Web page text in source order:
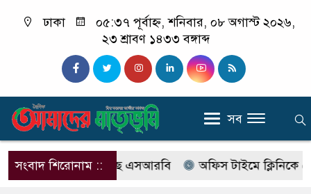
ঢাকা
০৫:৩৭ পূর্বাহ্ন, শনিবার, ০৮ অগাস্ট ২০২৬,
২৩ শ্রাবণ ১৪৩৩ বঙ্গাব্দ
সব
সংবাদ শিরোনাম ::
নাম বদলে আসছে এসআরবি অফিস টাইমে ক্লিনিকে রোগী